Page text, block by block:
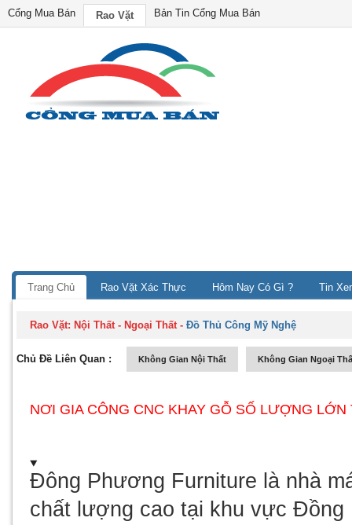
Cổng Mua Bán Rao Vặt Bản Tin Cổng Mua Bán
Trang Chủ Rao Vặt Xác Thực Hôm Nay Có Gì ? Tin
Rao Vặt: Nội Thất - Ngoại Thất-Đồ Thủ Công Mỹ Nghệ
Chủ Đề Liên Quan : Không Gian Nội Thất Không Gian Ngoại
NƠI GIA CÔNG CNC KHAY GỖ SỐ LƯỢNG
Đông Phương Furniture là nhà
chất lượng cao tại khu vực